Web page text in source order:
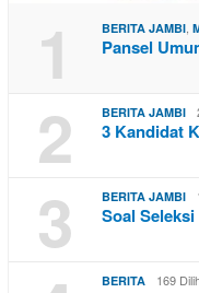
1 BERITA JAMBI,
Pansel
2 BERITA JAMBI
3 Kandidat
3 BERITA JAMBI
Soal
BERITA 169